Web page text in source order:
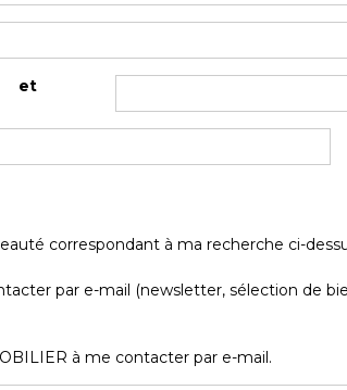
et
correspondant à ma recherche ci-
par e-mail (newsletter, sélection de
à me contacter par e-mail.